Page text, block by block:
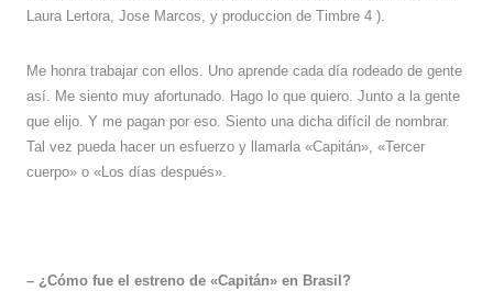
Laura Lertora, Jose Marcos, y produccion de Timbre 4 ).
Me honra trabajar con ellos. Uno aprende cada día rodeado de gente
así. Me siento muy afortunado. Hago lo que quiero. Junto a la gente
que elijo. Y me pagan por eso. Siento una dicha difícil de nombrar.
Tal vez pueda hacer un esfuerzo y llamarla «Capitán», «Tercer
cuerpo» o «Los días después».
– ¿Cómo fue el estreno de «Capitán» en Brasil?